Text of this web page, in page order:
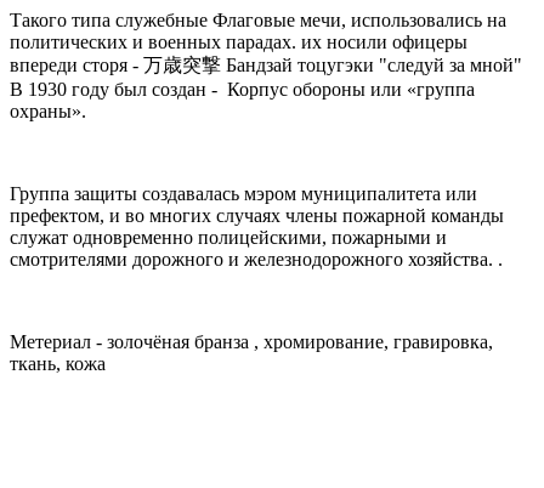
Такого типа служебные Флаговые мечи, использовались на
политических и военных парадах. их носили офицеры
впереди сторя - 万歳突撃 Бандзай тоцугэки "следуй за мной"
В 1930 году был создан - Корпус обороны или «группа
охраны».
Группа защиты создавалась мэром муниципалитета или
префектом, и во многих случаях члены пожарной команды
служат одновременно полицейскими, пожарными и
смотрителями дорожного и железнодорожного хозяйства. .
Метериал - золочёная бранза , хромирование, гравировка,
ткань, кожа